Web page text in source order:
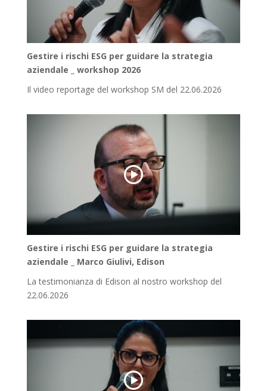
Gestire i rischi ESG per guidare la strategia
aziendale _ workshop 2026
Il video reportage del workshop SM del 22.06.2026
Gestire i rischi ESG per guidare la strategia
aziendale _ Marco Giulivi, Edison
La testimonianza di Edison al nostro workshop del
22.06.2026